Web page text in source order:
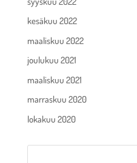
kesäkuu 2022
maaliskuu 2022
joulukuu 2021
maaliskuu 2021
marraskuu 2020
lokakuu 2020